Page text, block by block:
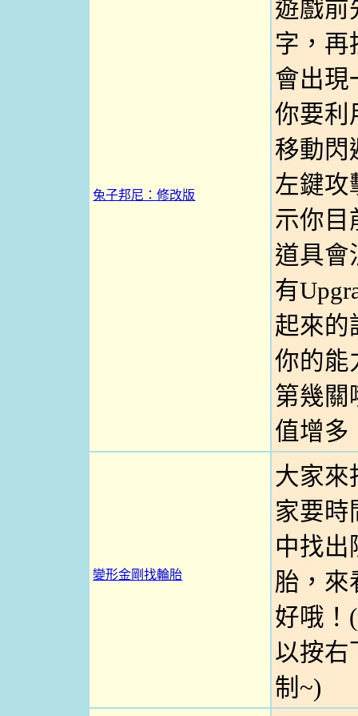
兔子邦尼：修改版
遊戲前
字，再
會出現
你要利
移動閃
左鍵攻
示你目
道具會
有
起來的
你的能
第幾關
值增多
變形金剛找輪胎
大家來
家要時
中找出
胎，來
好哦！
以按右
制~)